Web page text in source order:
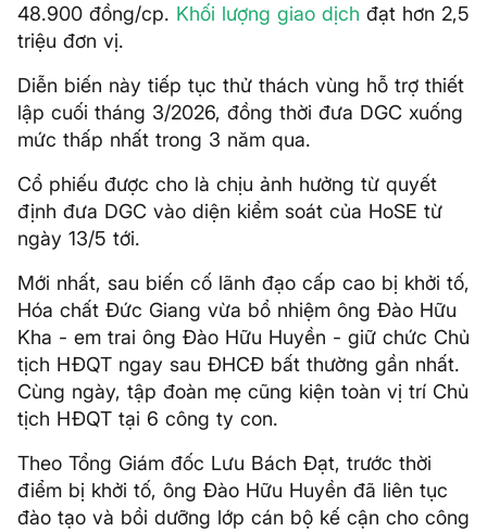
48.900 đồng/cp. Khối lượng giao dịch đạt hơn 2,5
triệu đơn vị.
Diễn biến này tiếp tục thử thách vùng hỗ trợ thiết
lập cuối tháng 3/2026, đồng thời đưa DGC xuống
mức thấp nhất trong 3 năm qua.
Cổ phiếu được cho là chịu ảnh hưởng từ quyết
định đưa DGC vào diện kiểm soát của HoSE từ
ngày 13/5 tới.
Mới nhất, sau biến cố lãnh đạo cấp cao bị khởi tố,
Hóa chất Đức Giang vừa bổ nhiệm ông Đào Hữu
Kha - em trai ông Đào Hữu Huyền - giữ chức Chủ
tịch HĐQT ngay sau ĐHCĐ bất thường gần nhất.
Cùng ngày, tập đoàn mẹ cũng kiện toàn vị trí Chủ
tịch HĐQT tại 6 công ty con.
Theo Tổng Giám đốc Lưu Bách Đạt, trước thời
điểm bị khởi tố, ông Đào Hữu Huyền đã liên tục
đào tạo và bồi dưỡng lớp cán bộ kế cận cho công